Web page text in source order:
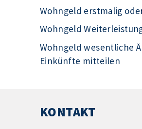
Wohngeld erstmalig
Wohngeld
Wohngeld wesentliche
Einkünfte mitteilen
KONTAKT